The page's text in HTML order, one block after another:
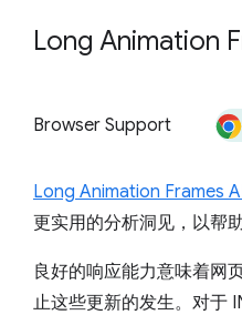
Long Animation
Browser Support
Long Animation Frames
更实用的分析洞见，以帮
良好的响应能力意味着网
止这些更新的发生。对于